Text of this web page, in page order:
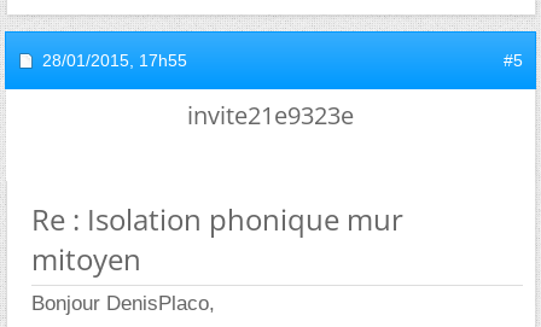
28/01/2015, 17h55 #5
invite21e9323e
Re : Isolation phonique mur
mitoyen
Bonjour DenisPlaco,